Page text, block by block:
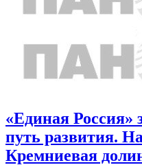
«Единая
путь развития.
Кремниевая